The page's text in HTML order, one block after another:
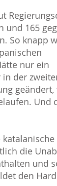
und 165
So knapp
nur ein
der
geändert,
Und
die
und
den